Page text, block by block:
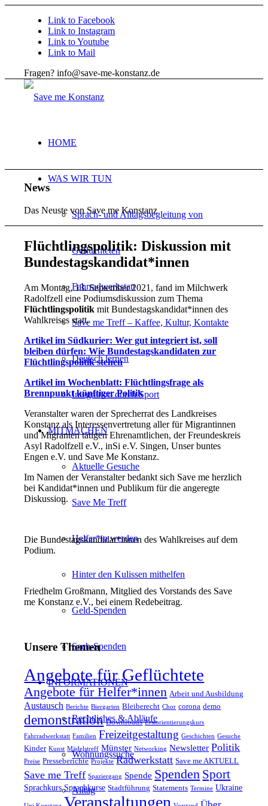
Link to Facebook
Link to Instagram
Link to Youtube
Link to Mail
Fragen? info@save-me-konstanz.de
HOME
WAS WIR TUN
Sprach- und Alltagsbegleitung von
Geflüchteten
Fahrradwerkstatt
Save me Treff – Kaffee, Kultur, Kontakte
Deutsch lernen
Integration durch Sport
MITMACHEN
Aktuelle Gesuche
Save Me Treff
Helfer*in werden
Hinter den Kulissen mithelfen
Geld-Spenden
Sach-Spenden
INFORMATIONEN
Rechtliches & Abläufe
Wohnungssuche
Alltag
News
Das Neuste von Save me Konstanz
Flüchtlingspolitik: Diskussion mit
Bundestagskandidat*innen
Am Montag, 13. September 2021, fand im Milchwerk
Radolfzell eine Podiumsdiskussion zum Thema
Flüchtlingspolitikmit Bundestagskandidat*innen des
Wahlkreises statt.
Artikel im Südkurier: Wer gut integriert ist, soll
bleiben dürfen: Wie Bundestagskandidaten zur
Flüchtlingspolitik stehen
Artikel im Wochenblatt: Flüchtlingsfrage als
Brennpunkt künftiger Politik
Veranstalter waren der Sprecherrat des Landkreises
Konstanz als Interessenvertretung aller für Migrantinnen
und Migranten tätigen Ehrenamtlichen, der Freundeskreis
Asyl Radolfzell e.V., inSi e.V. Singen, Unser buntes
Engen e.V. und Save Me Konstanz.
Im Namen der Veranstalter bedankt sich Save me herzlich
bei Kandidat*innen und Publikum für die angeregte
Diskussion.
Die Bundestagskandidat*innen des Wahlkreises auf dem
Podium.
Friedhelm Großmann, Mitglied des Vorstands des Save
me Konstanz e.V., bei einem Redebeitrag.
Unsere Themen
Angebote für Geflüchtete
Angebote für Helfer*innen Arbeit und Ausbildung
Austausch Berichte Biergarten Bleiberecht Chor corona demo
demonstration Downloads Erstorientierungskurs
Fahrradwerkstatt Familien Freizeitgestaltung Geschichten Gesuche
Kinder Kunst Mädelstreff Münster Networking Newsletter Politik
Preise Presseberichte Projekte Radwerkstatt Save me AKTUELL
Save me Treff Spaziergang Spende Spenden Sport
Sprachkurs Sprachkurse Stadtführung Statements Termine Ukraine
Veranstaltungen